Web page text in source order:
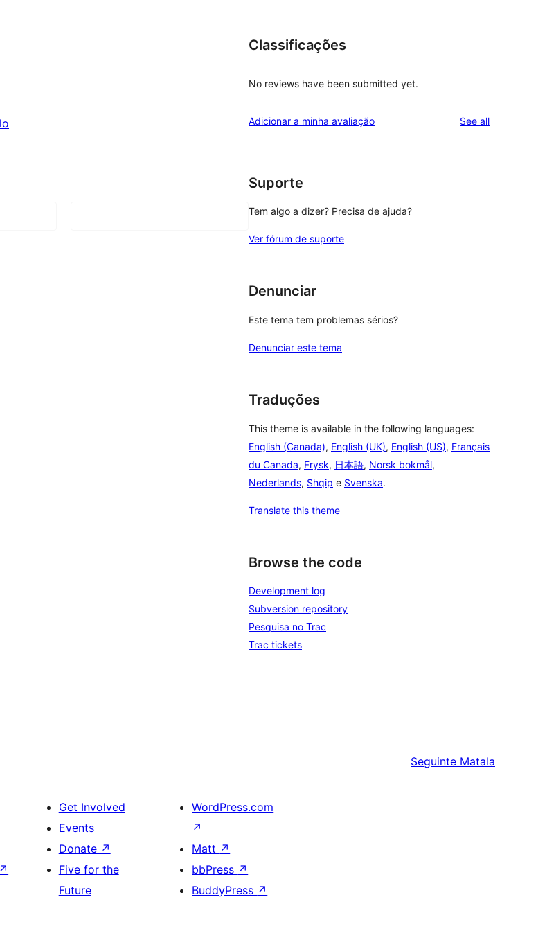
Classificações
No reviews have been submitted yet.
Adicionar a minha avaliação See allreviews
Suporte
Tem algo a dizer? Precisa de ajuda?
Ver fórum de suporte
Denunciar
Este tema tem problemas sérios?
Denunciar este tema
Traduções
This theme is available in the following languages:
English (Canada), English (UK), English (US), Français
du Canada, Frysk, 日本語, Norsk bokmål,
Nederlands, Shqip e Svenska.
Translate this theme
Browse the code
Development log
Subversion repository
Pesquisa no Trac
Trac tickets
Seguinte Matala
↗
Get Involved
Events
Donate ↗
Five for the
Future
WordPress.com
↗
Matt ↗
bbPress ↗
BuddyPress ↗